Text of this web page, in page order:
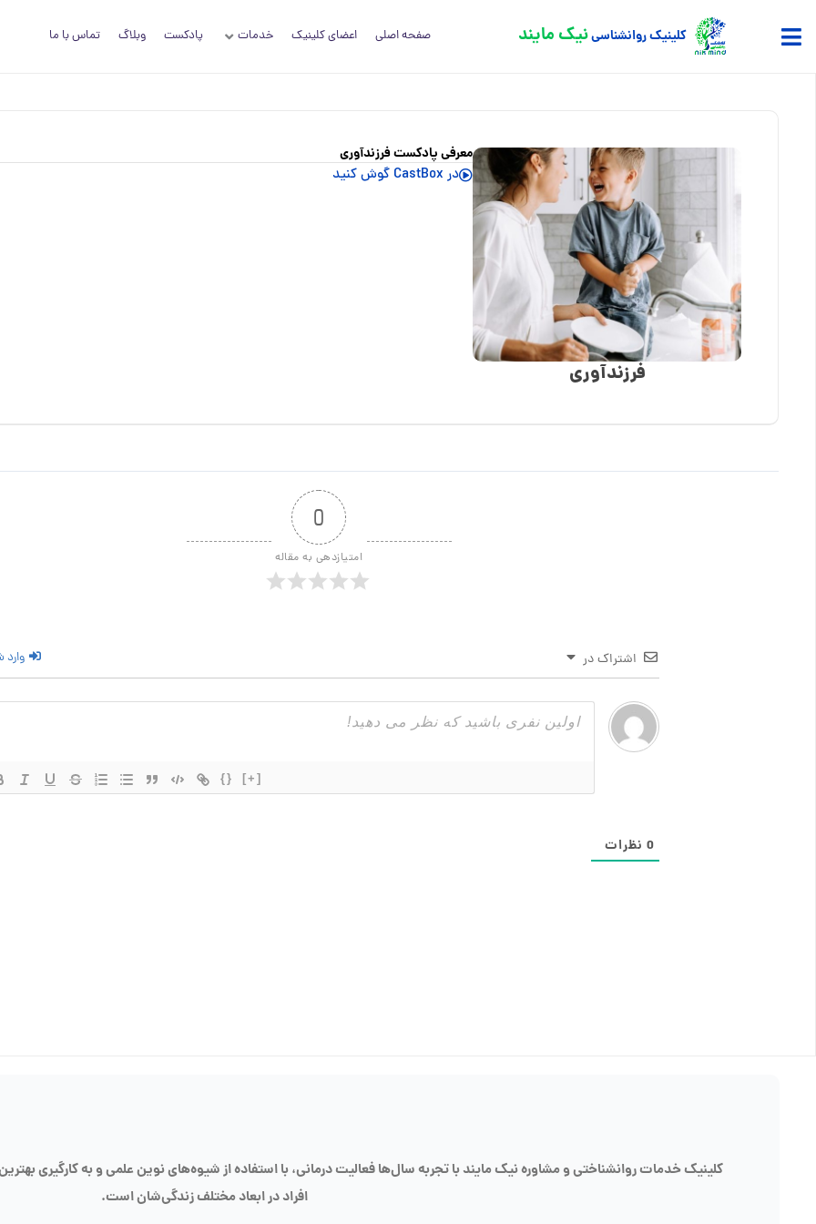
کلینیک روانشناسینیک مایند صفحه اصلی اعضای کلینیک خدمات پادکست وبلاگ تماس با ما
فرزندآوری
معرفی پادکست فرزندآوری
در CastBox گوش کنید
0
امتیازدهی به مقاله
اشتراک در
{} [+]
0نظرات
کلینیک خدمات روانشناختی و مشاوره نیک مایند با تجربه سال‌ها فعالیت درمانی، با استفاده از شیوه‌های نوین علمی و به کارگیری
افراد در ابعاد مختلف زندگی‌شان است.